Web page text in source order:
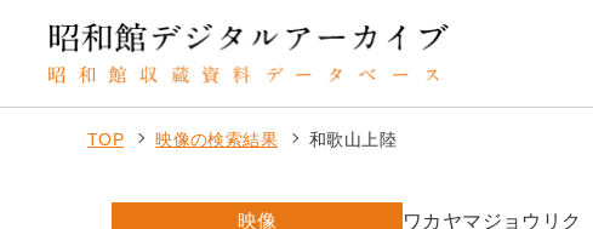
TOP 映像の検索結果 和歌山上陸
映像
ワカヤマジョウリク